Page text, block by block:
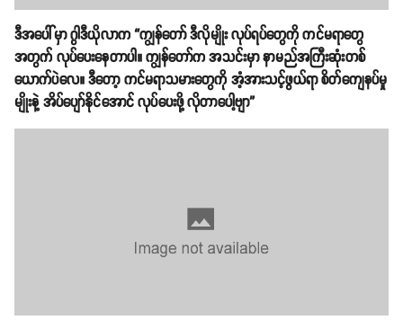
ဒီအပေါ်မှာ ဂွါဒီယိုလာက “ကျွန်တော် ဒီလိုမျိုး လုပ်ရပ်တွေကို ကင်မရာတွေ
အတွက် လုပ်ပေးနေတာပါ။ ကျွန်တော်က အသင်းမှာ နာမည်အကြီးဆုံးတစ်
ယောက်ပဲလေ။ ဒီတော့ ကင်မရာသမားတွေကို အံ့အားသင့်ဖွယ်ရာ စိတ်ကျေနပ်မှု
မျိုးနဲ့ အိပ်ပျော်နိုင်အောင် လုပ်ပေးဖို့ လိုတာပေါ့ဗျာ”